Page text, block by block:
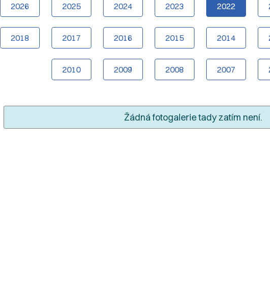
2026 2025 2024 2023 2022
2018 2017 2016 2015 2014
2010 2009 2008 2007
Žádná fotogalerie tady zatím není.